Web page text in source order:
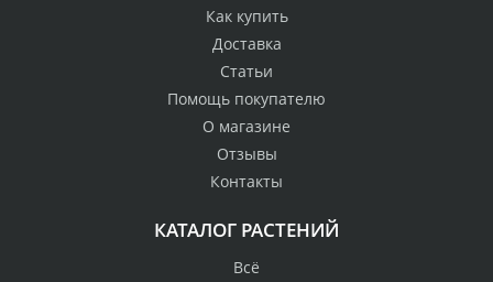
Как купить
Доставка
Статьи
Помощь покупателю
О магазине
Отзывы
Контакты
КАТАЛОГ РАСТЕНИЙ
Всё